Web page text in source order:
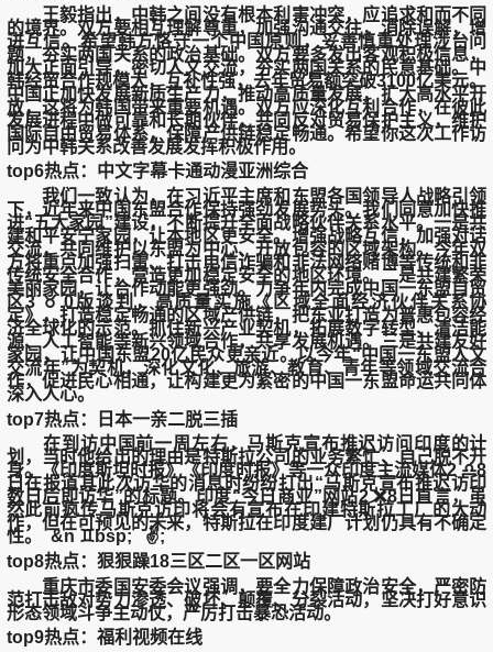
王毅指出，中韩之间没有根本利害冲突，应追求和而不同
的境界。双方要相互理解尊重，加强沟通交往，消除误解，增
进互信。希望韩方恪守一个中国原则，妥善慎重处理涉台问
题，夯实两国关系的政治基础。双方要多发出客观积极信息，
加大正面引导，密切人文交流，夯实两国关系的民意基础。中
韩经贸合作规模大，互补性强，去年贸易额突破3100亿美元。
中国正加快发展新质生产力，推动高质量发展，扩大高水平开
放，这将为韩国带来重要机遇。双方应深化互利合作，在彼此
发展进程中做可靠和长期伙伴，共同反对贸易保护主义，维护
国际自由贸易体系，保障产供链稳定畅通。希望你这次工作访
问为中韩关系改善发展发挥积极作用。
top6热点：中文字幕卡通动漫亚洲综合
我们一致认为，在习近平主席和东盟各国领导人战略引领
下，近年来中国东盟合作保持强劲发展势头。我们同意加快推
进“五大家园”建设，不断提升全面战略伙伴关系水平。一是共
建和平安宁家园，让本地区更安全。增强战略互信，加强对话
交流，共同维护以东盟为中心、开放包容的区域架构。今年双
方将重点加强扫雷、打击电信诈骗和非法网络赌博等传统和非
传统安全合作，营造更加稳定安全的地区环境。二是共建繁荣
美丽家园，让合作动能更强劲。力争年内完成中国一东盟自贸
区3 ♉.0版谈判，高质量实施《区域全面经济伙伴关系协
定》，打造稳定畅通的区域产供链，把东亚打造为普惠包容经
济全球化的示范。抓住新兴产业契机，拓展数字转型、清洁能
源、人工智能等新兴领域合作，共享发展机遇。三是共建友好
家园，让中国东盟20亿民众更亲近。以今年“中国一东盟人文
交流年”为契机，深化文化、旅游、教育、青年等领域交流合
作，促进民心相通，让构建更为紧密的中国一东盟命运共同体
深入人心。
top7热点：日本一亲二脱三插
在到访中国前一周左右，马斯克宣布推迟访问印度的计
划，当时他给出的理由是特斯拉公司的业务繁忙、自己脱不开
身。《印度斯坦时报》《印度时报》等一众印度主流媒体2 ♎8
日在报道其此次访华的消息时纷纷打出“马斯克宣布推迟访印
数日后即访华”的标题。印度“今日商业”网站2 ❌8日直言，虽
然此前疯传马斯克访印将会有宣布在印建特斯拉工厂的大动
作，但在可预见的未来，特斯拉在印度建厂计划仍具有不确定
性。 &n ♊bsp; ✌;
top8热点：狠狠躁18三区二区一区网站
重庆市委国安委会议强调，要全力保障政治安全，严密防
范打击敌对势力渗透、破坏、颠覆、分裂活动，坚决打好意识
形态领域斗争主动仗，严厉打击暴恐活动。
top9热点：福利视频在线